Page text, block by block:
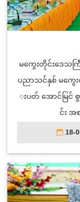
မကွေးတိုင်းဒေသက
ပညာသင်နှစ် မကွေး
းပတ် အောင်မြင်
င်း
18-